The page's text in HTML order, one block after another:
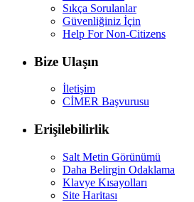
Sıkça Sorulanlar
Güvenliğiniz İçin
Help For Non-Citizens
Bize Ulaşın
İletişim
CİMER Başvurusu
Erişilebilirlik
Salt Metin Görünümü
Daha Belirgin Odaklama
Klavye Kısayolları
Site Haritası